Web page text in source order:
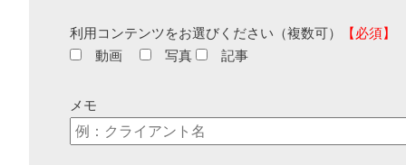
利用コンテンツをお選びください（複数可）
【必須】
動画
写真 記事
メモ